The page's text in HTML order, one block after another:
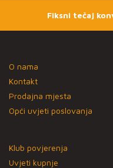
Fiksni tečaj
O nama
Kontakt
Prodajna mjesta
Opći uvjeti poslovanja
Klub povjerenja
Uvjeti kupnje